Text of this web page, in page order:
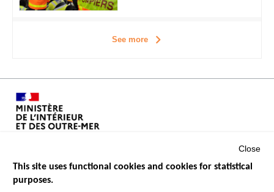
See more
Close
This site uses functional cookies and cookies for statistical
purposes.